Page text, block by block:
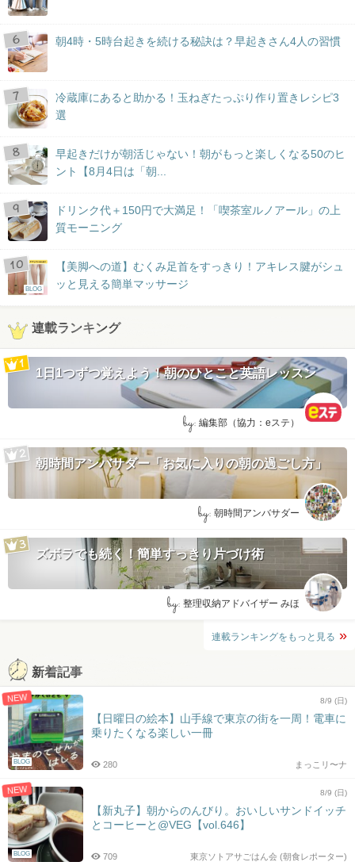
朝4時・5時台起きを続ける秘訣は？早起きさん4人の習慣
冷蔵庫にあると助かる！玉ねぎたっぷり作り置きレシピ3
選
早起きだけが朝活じゃない！朝がもっと楽しくなる50のヒ
ント【8月4日は「朝...
ドリンク代＋150円で大満足！「喫茶室ルノアール」の上
質モーニング
BLOG
【美脚への道】むくみ足首をすっきり！アキレス腱がシュ
ッと見える簡単マッサージ
連載ランキング
1日1つずつ覚えよう！朝のひとこと英語レッスン
by: 編集部（協力：eステ）
朝時間アンバサダー「お気に入りの朝の過ごし方」
by: 朝時間アンバサダー
ズボラでも続く！簡単すっきり片づけ術
by: 整理収納アドバイザー みほ
連載ランキングをもっと見る
新着記事
NEW
BLOG
8/9 (日)
【日曜日の絵本】山手線で東京の街を一周！電車に
乗りたくなる楽しい一冊
まっこリ〜ナ
280
NEW
BLOG
8/9 (日)
【新丸子】朝からのんびり。おいしいサンドイッチ
とコーヒーと@VEG【vol.646】
東京ソトアサごはん会 (朝食レポーター)
709